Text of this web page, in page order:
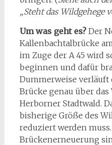
„Steht das Wildgehege
Um was geht es?Der
Kallenbachtalbrücke
im Zuge der A 45 wird
beginnen und dafür
Dummerweise
Brücke genau über
Herborner Stadtwald.
bisherige Größe des
reduziert werden
Brückenerneuerung